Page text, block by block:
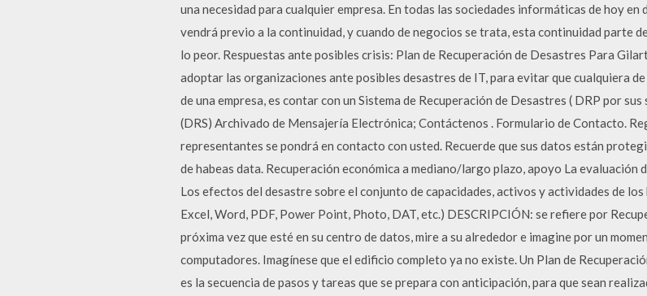
una necesidad para cualquier empresa. En todas las sociedades informáticas de hoy
vendrá previo a la continuidad, y cuando de negocios se trata, esta continuidad parte
lo peor. Respuestas ante posibles crisis: Plan de Recuperación de Desastres Para
adoptar las organizaciones ante posibles desastres de IT, para evitar que cualquiera
de una empresa, es contar con un Sistema de Recuperación de Desastres ( DRP por
(DRS) Archivado de Mensajería Electrónica; Contáctenos . Formulario de Contacto.
representantes se pondrá en contacto con usted. Recuerde que sus datos están
de habeas data. Recuperación económica a mediano/largo plazo, apoyo La evaluación
Los efectos del desastre sobre el conjunto de capacidades, activos y actividades de
Excel, Word, PDF, Power Point, Photo, DAT, etc.) DESCRIPCIÓN: se refiere por
próxima vez que esté en su centro de datos, mire a su alrededor e imagine por un
computadores. Imagínese que el edificio completo ya no existe. Un Plan de
es la secuencia de pasos y tareas que se prepara con anticipación, para que sean